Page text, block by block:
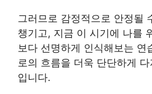
그러므로 감정적으로 안정될
챙기고, 지금 이 시기에 나를
보다 선명하게 인식해보는 연
로의 흐름을 더욱 단단하게
입니다.